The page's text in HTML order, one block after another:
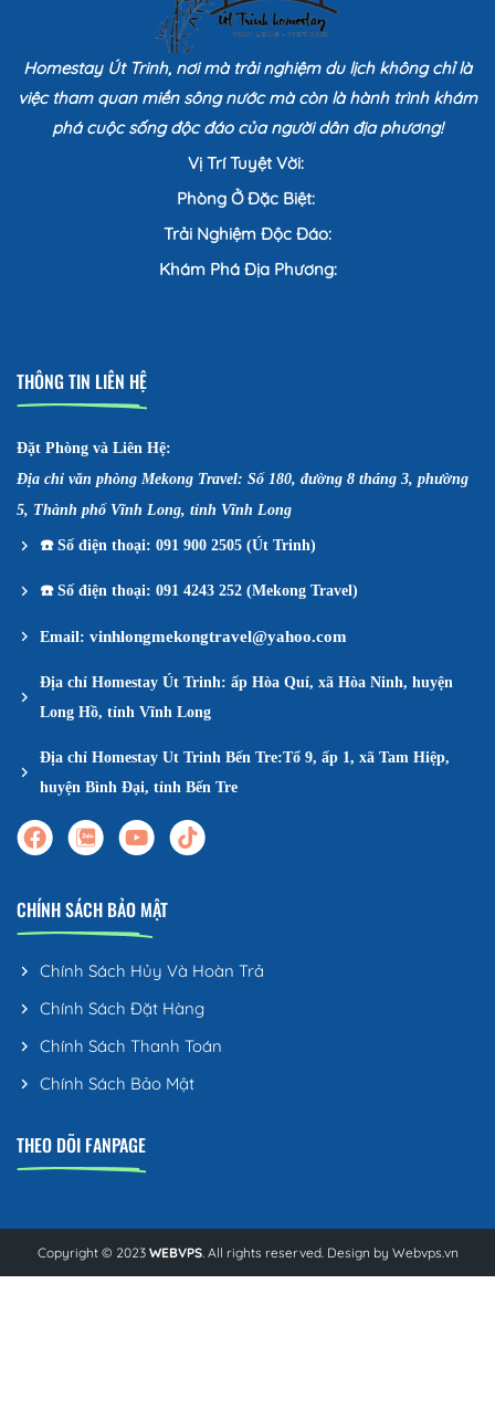
Homestay Út Trinh, nơi mà trải nghiệm du lịch không chỉ là
việc tham quan miền sông nước mà còn là hành trình khám
phá cuộc sống độc đáo của người dân địa phương!
Vị Trí Tuyệt Vời:
Phòng Ở Đặc Biệt:
Trải Nghiệm Độc Đáo:
Khám Phá Địa Phương:
THÔNG TIN LIÊN HỆ
Đặt Phòng và Liên Hệ:
Địa chỉ văn phòng Mekong Travel: Số 180, đường 8 tháng 3, phường
5, Thành phố Vĩnh Long, tỉnh Vĩnh Long
☎️Số điện thoại: 091 900 2505 (Út Trinh)
☎️Số điện thoại: 091 4243 252 (Mekong Travel)
Email: vinhlongmekongtravel@yahoo.com
Địa chỉ Homestay Út Trinh: ấp Hòa Quí, xã Hòa Ninh, huyện
Long Hồ, tỉnh Vĩnh Long
Địa chỉ Homestay Ut Trinh Bến Tre:Tổ 9, ấp 1, xã Tam Hiệp,
huyện Bình Đại, tỉnh Bến Tre
CHÍNH SÁCH BẢO MẬT
Chính Sách Hủy Và Hoàn Trả
Chính Sách Đặt Hàng
Chính Sách Thanh Toán
Chính Sách Bảo Mật
THEO DÕI FANPAGE
Copyright © 2023 WEBVPS. All rights reserved. Design by Webvps.vn